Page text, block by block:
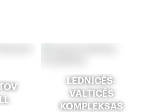
LEDNICĖS-
VALTICĖS
KOMPLEKSAS